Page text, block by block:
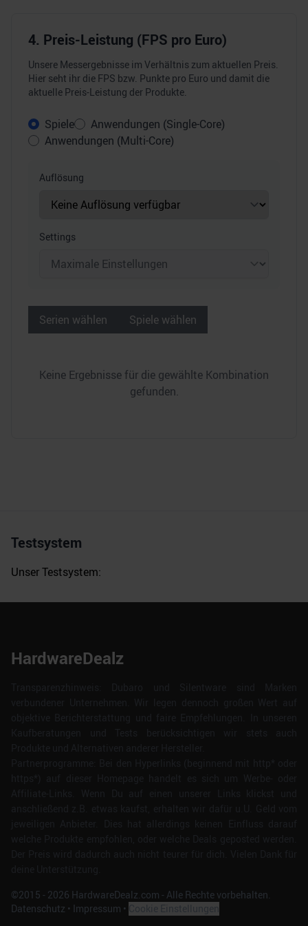
4. Preis-Leistung (FPS pro Euro)
Unsere Messergebnisse im Verhältnis zum aktuellen Preis.
Hier seht ihr die FPS bzw. Punkte pro Euro und damit die
aktuelle Preis-Leistung der Produkte.
Spiele
Anwendungen (Single-Core)
Anwendungen (Multi-Core)
Auflösung
Settings
Serien wählen Spiele wählen
Keine Ergebnisse für die gewählte Kombination
gefunden.
Testsystem
Unser Testsystem:
HardwareDealz
©2015 - 2026 HardwareDealz.com - Alle Rechte vorbehalten.
Datenschutz • Impressum •